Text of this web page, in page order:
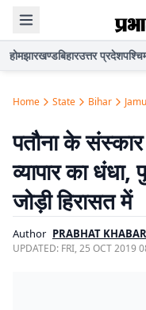
होमझारखण्डबिहारउत्तर प्रदेश
Home State Bihar
पतौना के
व्यापार का धंधा,
जोड़ी हिरासत में
Author PRABHAT
UPDATED: FRI, 25 OCT 2019